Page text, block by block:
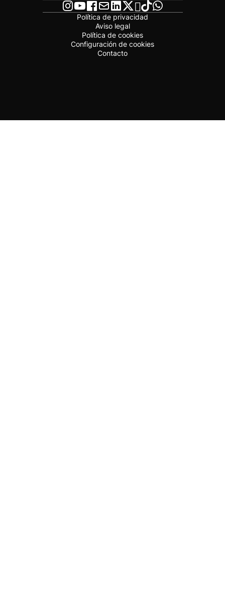
Política de privacidad
Aviso legal
Política de cookies
Configuración de cookies
Contacto